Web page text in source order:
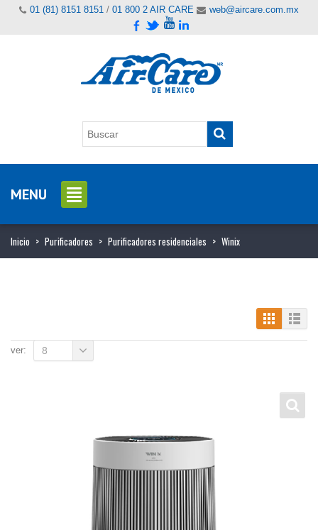
01 (81) 8151 8151 / 01 800 2 AIR CARE web@aircare.com.mx
MENU
Inicio > Purificadores > Purificadores residenciales > Winix
ver: 8